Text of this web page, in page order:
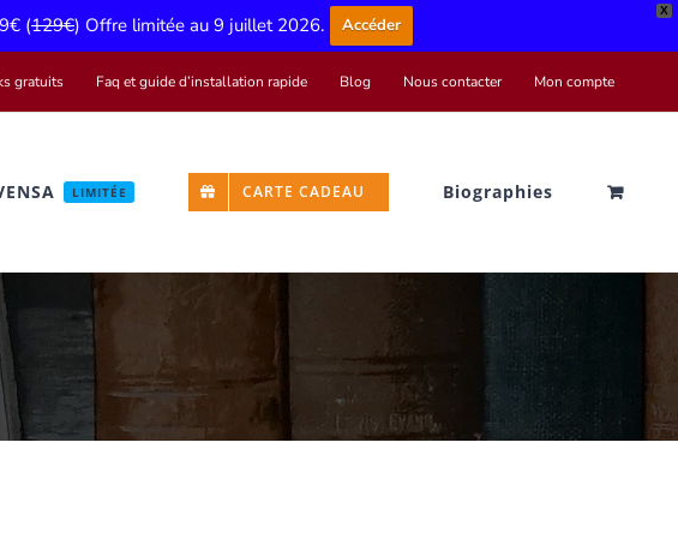
X
(129€) Offre limitée au 9 juillet 2026. Accéder
gratuits Faq et guide d’installation rapide Blog Nous contacter Mon compte
LIMITÉE CARTE CADEAU Biographies